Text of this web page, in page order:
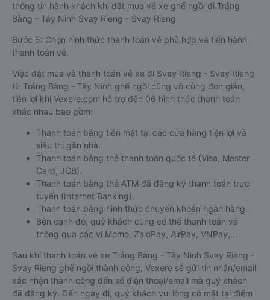
thông tin hành khách khi đặt mua vé xe ghế ngồi đi Trảng
Bàng - Tây Ninh Svay Rieng - Svay Rieng
Bước 5: Chọn hình thức thanh toán vé phù hợp và tiến hành
thanh toán vé.
Việc đặt mua và thanh toán vé xe đi Svay Rieng - Svay Rieng
từ Trảng Bàng - Tây Ninh ghế ngồi cũng vô cùng đơn giản,
tiện lợi khi Vexere.com hỗ trợ đến 06 hình thức thanh toán
khác nhau bao gồm:
Thanh toán bằng tiền mặt tại các cửa hàng tiện lợi và
siêu thị gần nhà.
Thanh toán bằng thẻ thanh toán quốc tế (Visa, Master
Card, JCB).
Thanh toán bằng thẻ ATM đã đăng ký thanh toán trực
tuyến (Internet Banking).
Thanh toán bằng hình thức chuyển khoản ngân hàng.
Bên cạnh đó, quý khách cũng có thể thanh toán vé
thông qua các ví Momo, ZaloPay, AirPay, VNPay,…
Sau khi thanh toán vé xe Trảng Bàng - Tây Ninh Svay Rieng -
Svay Rieng ghế ngồi thành công, Vexere sẽ gửi tin nhắn/email
xác nhận thành công đến số điện thoại/email mà quý khách
đã đăng ký. Đến ngày đi, quý khách vui lòng có mặt tại điểm